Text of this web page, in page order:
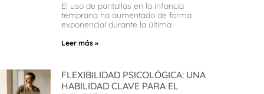
El uso de pantallas en la infancia
temprana ha aumentado de forma
exponencial durante la última
Leer más »
FLEXIBILIDAD PSICOLÓGICA: UNA
HABILIDAD CLAVE PARA EL